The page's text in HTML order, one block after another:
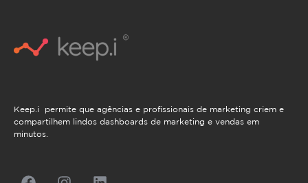
Keep.i permite que agências e profissionais de marketing criem e
compartilhem lindos dashboards de marketing e vendas em
minutos.